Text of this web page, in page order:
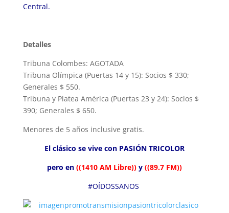
Central.
Detalles
Tribuna Colombes: AGOTADA
Tribuna Olímpica (Puertas 14 y 15): Socios $ 330;
Generales $ 550.
Tribuna y Platea América (Puertas 23 y 24): Socios $
390; Generales $ 650.
Menores de 5 años inclusive gratis.
El clásico se vive con PASIÓN TRICOLOR
pero en ((1410 AM Libre))y ((89.7 FM))
#OÍDOSSANOS